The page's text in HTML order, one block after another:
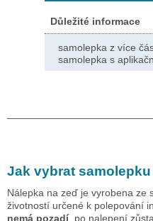
Důležité informace
samolepka z více
samolepka s
Jak vybrat
Nálepka na zeď je vyrobena ze
životností určené k polepování
nemá pozadí, po nalepení